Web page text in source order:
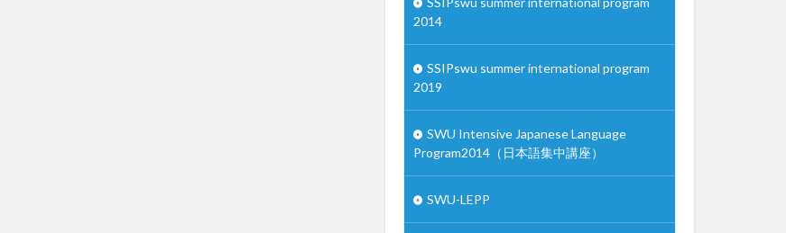
2014
SSIPswu summer international program
2019
SWU Intensive Japanese Language
Program2014（日本語集中講座）
SWU-LEPP